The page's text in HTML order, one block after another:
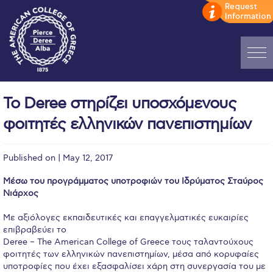
ADMISSIONS: Discover Deree Day
Alumni Privacy Policy
Annual Report
Brochures
Study Abroad
Study in Athens
Το Deree στηρίζει υποσχόμενους
φοιτητές ελληνικών πανεπιστημίων
Published on | May 12, 2017
Μέσω του προγράμματος υποτροφιών του Ιδρύματος Σταύρος
Νιάρχος
Με αξιόλογες εκπαιδευτικές και επαγγελματικές ευκαιρίες
επιβραβεύει το
Deree – The American College of Greece τους ταλαντούχους
φοιτητές των ελληνικών πανεπιστημίων, μέσα από κορυφαίες
υποτροφίες που έχει εξασφαλίσει χάρη στη συνεργασία του με